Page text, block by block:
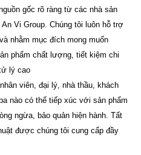
gốc rõ ràng từ các nhà sản
An Vi Group Chúng tôi luôn hỗ trợ
nhằm mục đích mong muốn
phẩm chất lượng, tiết kiệm chi
lý cao
viên, đại lý, nhà thầu, khách
nào có thể tiếp xúc với sản phẩm
ngừa, bảo quản hiện hành. Tất
được chúng tôi cung cấp đầy